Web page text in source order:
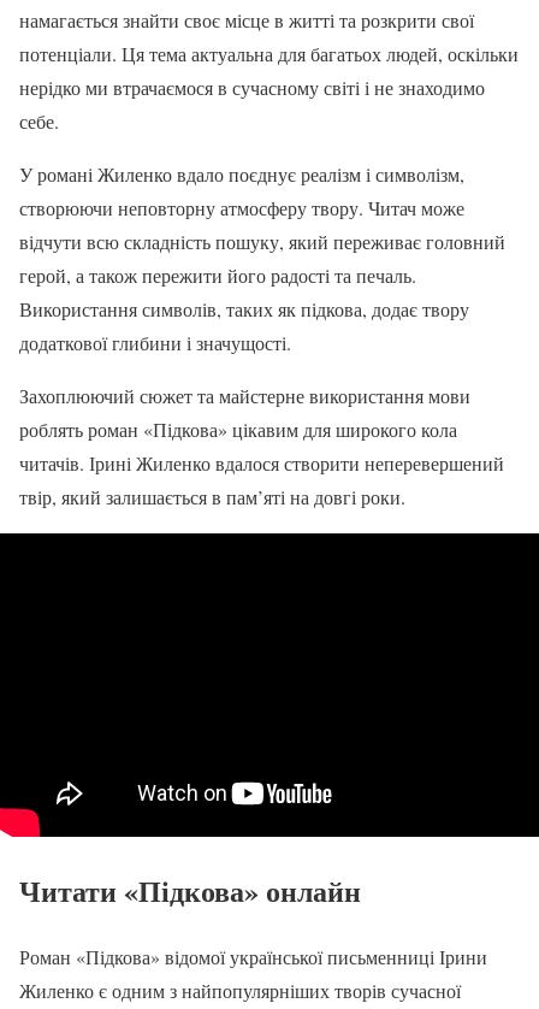
намагається знайти своє місце в житті та розкрити свої
потенціали. Ця тема актуальна для багатьох людей, оскільки
нерідко ми втрачаємося в сучасному світі і не знаходимо
себе.
У романі Жиленко вдало поєднує реалізм і символізм,
створюючи неповторну атмосферу твору. Читач може
відчути всю складність пошуку, який переживає головний
герой, а також пережити його радості та печаль.
Використання символів, таких як підкова, додає твору
додаткової глибини і значущості.
Захоплюючий сюжет та майстерне використання мови
роблять роман «Підкова» цікавим для широкого кола
читачів. Ірині Жиленко вдалося створити неперевершений
твір, який залишається в пам’яті на довгі роки.
Читати «Підкова» онлайн
Роман «Підкова» відомої української письменниці Ірини
Жиленко є одним з найпопулярніших творів сучасної